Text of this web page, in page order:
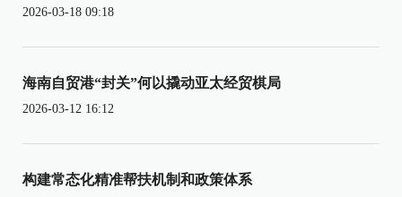
2026-03-18 09:18
海南自贸港“封关”何以撬动亚太经贸棋局
2026-03-12 16:12
构建常态化精准帮扶机制和政策体系